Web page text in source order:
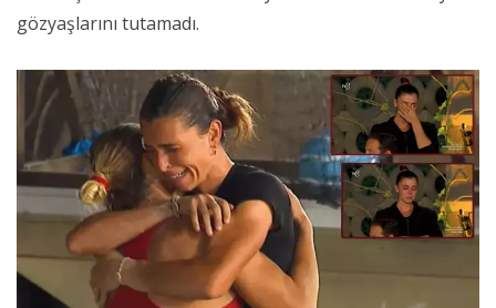
gözyaşlarını tutamadı.